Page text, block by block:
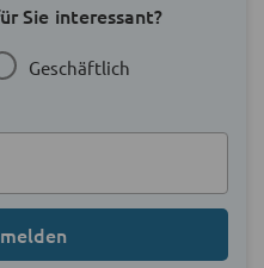
Sie interessant?
Geschäftlich